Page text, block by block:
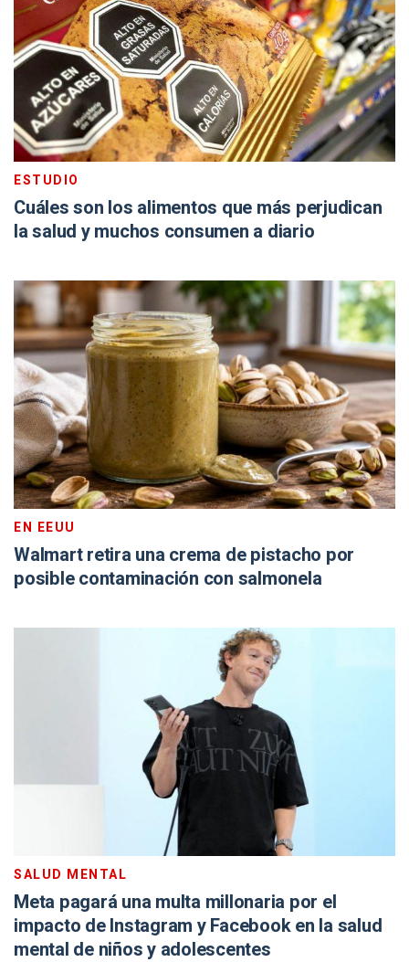
ESTUDIO
Cuáles son los alimentos que más perjudican
la salud y muchos consumen a diario
EN EEUU
Walmart retira una crema de pistacho por
posible contaminación con salmonela
SALUD MENTAL
Meta pagará una multa millonaria por el
impacto de Instagram y Facebook en la salud
mental de niños y adolescentes